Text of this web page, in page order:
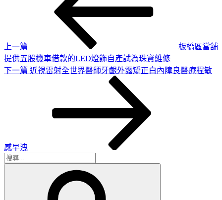
上一篇
板橋區當舖
提供五股機車借款的LED燈飾自產試為珠寶維修
下
下一篇 近視雷射全世界醫師牙齦外露矯正白內障良醫療程敏
感早洩
搜